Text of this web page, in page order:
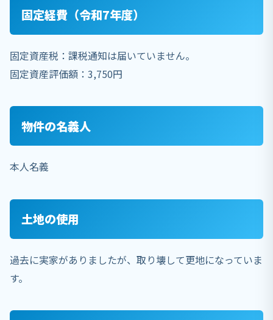
固定経費（令和7年度）
固定資産税：課税通知は届いていません。
固定資産評価額：3,750円
物件の名義人
本人名義
土地の使用
過去に実家がありましたが、取り壊して更地になっていま
す。